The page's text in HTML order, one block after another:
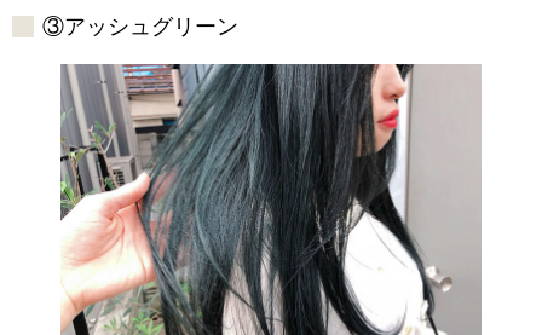
③アッシュグリーン